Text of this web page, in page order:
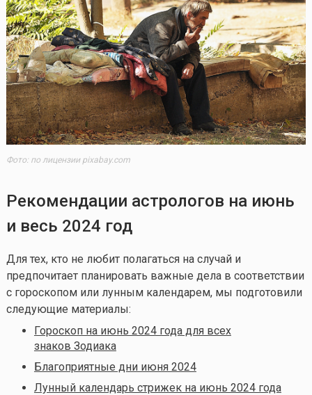
Фото: по лицензии pixabay.com
Рекомендации астрологов на июнь
и весь 2024 год
Для тех, кто не любит полагаться на случай и
предпочитает планировать важные дела в соответствии
с гороскопом или лунным календарем, мы подготовили
следующие материалы:
Гороскоп на июнь 2024 года для всех
знаков Зодиака
Благоприятные дни июня 2024
Лунный календарь стрижек на июнь 2024 года